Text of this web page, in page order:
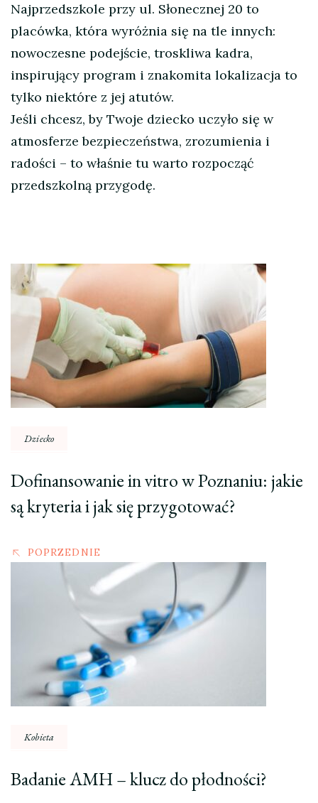
Najprzedszkole przy ul. Słonecznej 20 to
placówka, która wyróżnia się na tle innych:
nowoczesne podejście, troskliwa kadra,
inspirujący program i znakomita lokalizacja to
tylko niektóre z jej atutów.
Jeśli chcesz, by Twoje dziecko uczyło się w
atmosferze bezpieczeństwa, zrozumienia i
radości – to właśnie tu warto rozpocząć
przedszkolną przygodę.
Nawigacja
wpisu
Dziecko
Dofinansowanie in vitro w Poznaniu: jakie
są kryteria i jak się przygotować?
POPRZEDNIE
Kobieta
Badanie AMH – klucz do płodności?